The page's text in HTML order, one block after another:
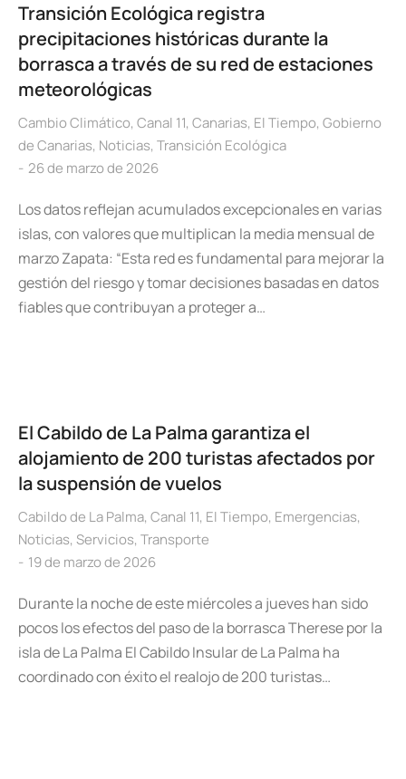
Transición Ecológica registra
precipitaciones históricas durante la
borrasca a través de su red de estaciones
meteorológicas
Cambio Climático, Canal 11, Canarias, El Tiempo, Gobierno
de Canarias, Noticias, Transición Ecológica
26 de marzo de 2026
Los datos reflejan acumulados excepcionales en varias
islas, con valores que multiplican la media mensual de
marzo Zapata: “Esta red es fundamental para mejorar la
gestión del riesgo y tomar decisiones basadas en datos
fiables que contribuyan a proteger a…
El Cabildo de La Palma garantiza el
alojamiento de 200 turistas afectados por
la suspensión de vuelos
Cabildo de La Palma, Canal 11, El Tiempo, Emergencias,
Noticias, Servicios, Transporte
19 de marzo de 2026
Durante la noche de este miércoles a jueves han sido
pocos los efectos del paso de la borrasca Therese por la
isla de La Palma El Cabildo Insular de La Palma ha
coordinado con éxito el realojo de 200 turistas…